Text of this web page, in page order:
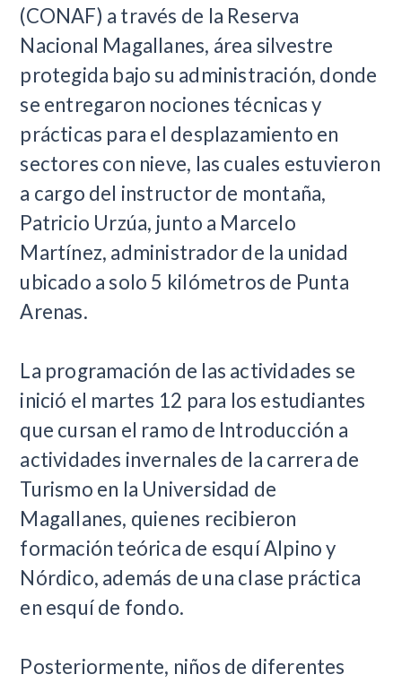
(CONAF) a través de la Reserva
Nacional Magallanes, área silvestre
protegida bajo su administración, donde
se entregaron nociones técnicas y
prácticas para el desplazamiento en
sectores con nieve, las cuales estuvieron
a cargo del instructor de montaña,
Patricio Urzúa, junto a Marcelo
Martínez, administrador de la unidad
ubicado a solo 5 kilómetros de Punta
Arenas.
La programación de las actividades se
inició el martes 12 para los estudiantes
que cursan el ramo de Introducción a
actividades invernales de la carrera de
Turismo en la Universidad de
Magallanes, quienes recibieron
formación teórica de esquí Alpino y
Nórdico, además de una clase práctica
en esquí de fondo.
Posteriormente, niños de diferentes